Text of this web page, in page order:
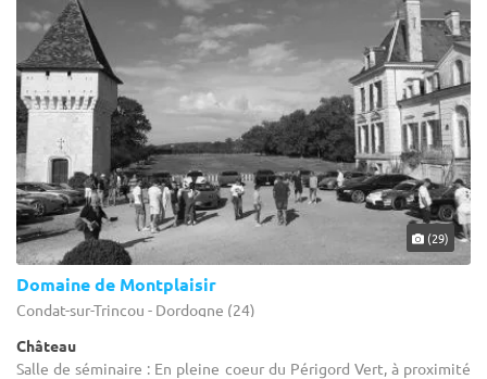
(29)
Domaine de Montplaisir
Condat-sur-Trincou - Dordogne (24)
Château
Salle de séminaire : En pleine coeur du Périgord Vert, à proximité